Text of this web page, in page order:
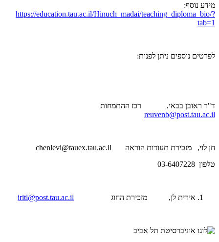
מידע נוסף:
https://education.tau.ac.il/Hinuch_madai/teaching_diploma_bio/?
tab=1
לפרטים נוספים ניתן לפנות:
ד"ר ראובן בבאי, רכז ההתמחות
reuvenb@post.tau.ac.il
חן לוי, מזכירת תעודות הוראה
chenlevi@tauex.tau.ac.il
טלפון 03-6407228
אירית לן, מזכירת החוג iritl@post.tau.ac.il